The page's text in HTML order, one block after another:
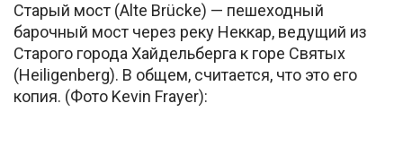
Старый мост (Alte Brücke) — пешеходный
барочный мост через реку Неккар, ведущий из
Старого города Хайдельберга к горе Святых
(Heiligenberg). В общем, считается, что это его
копия. (Фото Kevin Frayer):